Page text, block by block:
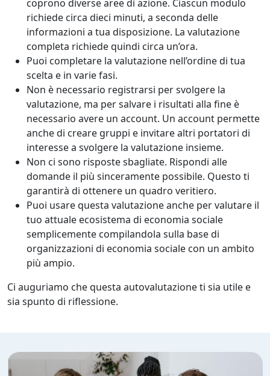
coprono diverse aree di azione. Ciascun modulo
richiede circa dieci minuti, a seconda delle
informazioni a tua disposizione. La valutazione
completa richiede quindi circa un’ora.
Puoi completare la valutazione nell’ordine di tua
scelta e in varie fasi.
Non è necessario registrarsi per svolgere la
valutazione, ma per salvare i risultati alla fine è
necessario avere un account. Un account permette
anche di creare gruppi e invitare altri portatori di
interesse a svolgere la valutazione insieme.
Non ci sono risposte sbagliate. Rispondi alle
domande il più sinceramente possibile. Questo ti
garantirà di ottenere un quadro veritiero.
Puoi usare questa valutazione anche per valutare il
tuo attuale ecosistema di economia sociale
semplicemente compilandola sulla base di
organizzazioni di economia sociale con un ambito
più ampio.
Ci auguriamo che questa autovalutazione ti sia utile e
sia spunto di riflessione.